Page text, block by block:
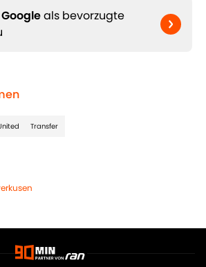
Googleals bevorzugte
Transfer